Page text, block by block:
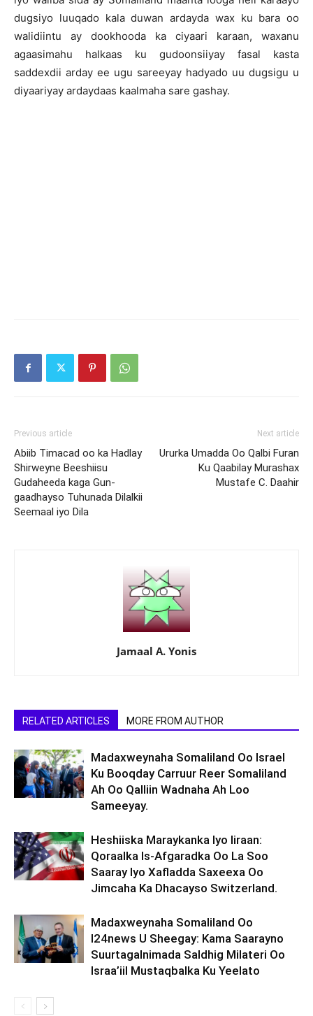
dugsiyo luuqado kala duwan ardayda wax ku bara oo
walidiintu ay dookhooda ka ciyaari karaan, waxanu
agaasimahu halkaas ku gudoonsiiyay fasal kasta
saddexdii arday ee ugu sareeyay hadyado uu dugsigu u
diyaariyay ardaydaas kaalmaha sare gashay.
Previous article
Abiib Timacad oo ka Hadlay
Shirweyne Beeshiisu
Gudaheeda kaga Gun-
gaadhayso Tuhunada Dilalkii
Seemaal iyo Dila
Next article
Ururka Umadda Oo Qalbi Furan
Ku Qaabilay Murashax
Mustafe C. Daahir
Jamaal A. Yonis
RELATED ARTICLES MORE FROM AUTHOR
Madaxweynaha Somaliland Oo Israel
Ku Booqday Carruur Reer Somaliland
Ah Oo Qalliin Wadnaha Ah Loo
Sameeyay.
Heshiiska Maraykanka Iyo Iiraan:
Qoraalka Is-Afgaradka Oo La Soo
Saaray Iyo Xafladda Saxeexa Oo
Jimcaha Ka Dhacayso Switzerland.
Madaxweynaha Somaliland Oo
I24news U Sheegay: Kama Saarayno
Suurtagalnimada Saldhig Milateri Oo
Israa’iil Mustaqbalka Ku Yeelato